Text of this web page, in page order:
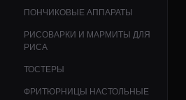
ПОНЧИКОВЫЕ АППАРАТЫ
РИСОВАРКИ И МАРМИТЫ ДЛЯ
РИСА
ТОСТЕРЫ
ФРИТЮРНИЦЫ НАСТОЛЬНЫЕ